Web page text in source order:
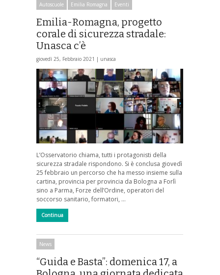
Autoscuole Emilia Romagna Eventi
Emilia-Romagna, progetto
corale di sicurezza stradale:
Unasca c’è
giovedì 25, Febbraio 2021 | unasca
L’Osservatorio chiama, tutti i protagonisti della
sicurezza stradale rispondono. Si è conclusa giovedì
25 febbraio un percorso che ha messo insieme sulla
cartina, provincia per provincia da Bologna a Forlì
sino a Parma, Forze dell’Ordine, operatori del
soccorso sanitario, formatori, …
Continua
News
“Guida e Basta”: domenica 17, a